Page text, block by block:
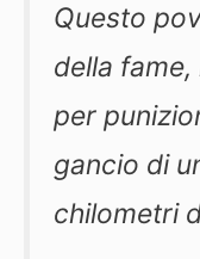
Questo
della
per
gancio di
chilometri